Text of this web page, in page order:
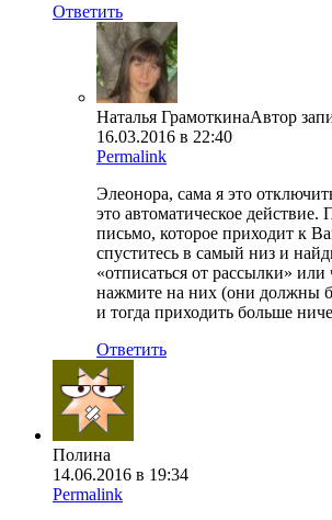
Ответить
Наталья ГрамоткинаАвтор
16.03.2016 в 22:40
Permalink
Элеонора, сама я это
это автоматическое действие.
письмо, которое приходит к
спуститесь в самый низ и
«отписаться от рассылки» или
нажмите на них (они должны
и тогда приходить больше
Ответить
Полина
14.06.2016 в 19:34
Permalink